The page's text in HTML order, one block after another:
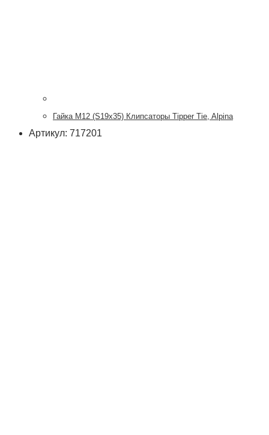
Гайка М12 (S19х35) Клипсаторы Tipper Tie, Alpina
Артикул: 717201